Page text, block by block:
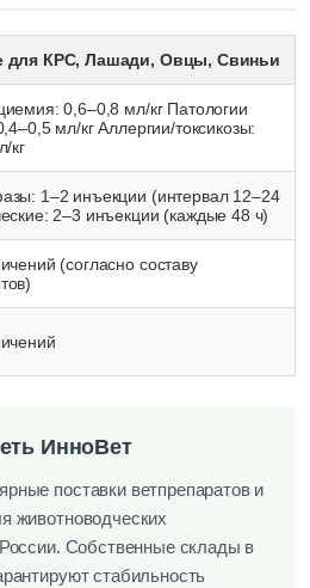
для КРС, Лашади, Овцы, Свиньи
0,6–0,8 мл/кг Патологии
мл/кг Аллергии/токсикозы:
кг
1–2 инъекции (интервал 12–24
2–3 инъекции (каждые 48 ч)
(согласно составу
ИнноВет
поставки ветпрепаратов и
животноводческих
Собственные склады в
стабильность